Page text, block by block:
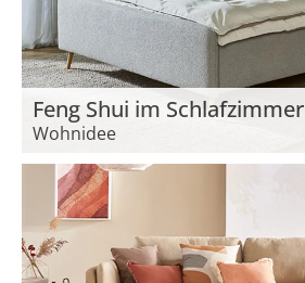
Feng Shui im Schlafzimmer
Wohnidee